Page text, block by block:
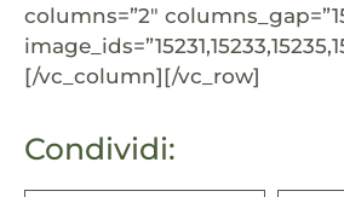
Condividi:
columns=”2″
[/vc_column][/vc_row]